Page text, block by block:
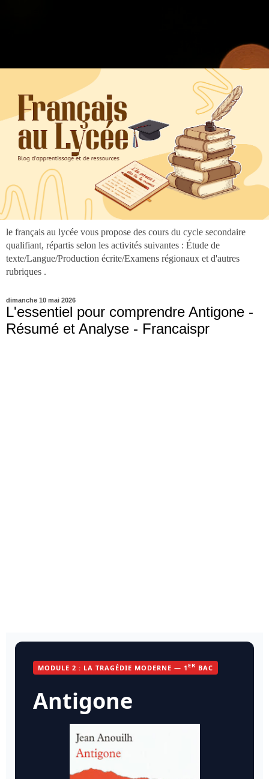
le français au lycée vous propose des cours du cycle secondaire
qualifiant, répartis selon les activités suivantes : Étude de
texte/Langue/Production écrite/Examens régionaux et d'autres
rubriques .
dimanche 10 mai 2026
L'essentiel pour comprendre Antigone -
Résumé et Analyse - Francaispr
MODULE 2 : LA TRAGÉDIE MODERNE — 1ER BAC
Antigone